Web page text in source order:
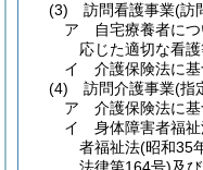
(3)
訪問看護事業(訪
ア
自宅療養者に
応じた適切な看
イ
介護保険法に
(4)
訪問介護事業(指
ア
介護保険法に
イ
身体障害者福
者福祉法(昭和35